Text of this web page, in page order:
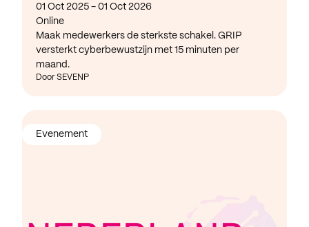
01 Oct 2025 - 01 Oct 2026
Online
Maak medewerkers de sterkste schakel. GRIP
versterkt cyberbewustzijn met 15 minuten per
maand.
Door SEVENP
Evenement